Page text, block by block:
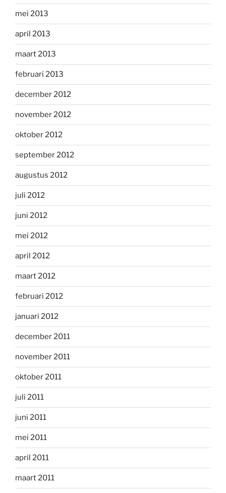
mei 2013
april 2013
maart 2013
februari 2013
december 2012
november 2012
oktober 2012
september 2012
augustus 2012
juli 2012
juni 2012
mei 2012
april 2012
maart 2012
februari 2012
januari 2012
december 2011
november 2011
oktober 2011
juli 2011
juni 2011
mei 2011
april 2011
maart 2011